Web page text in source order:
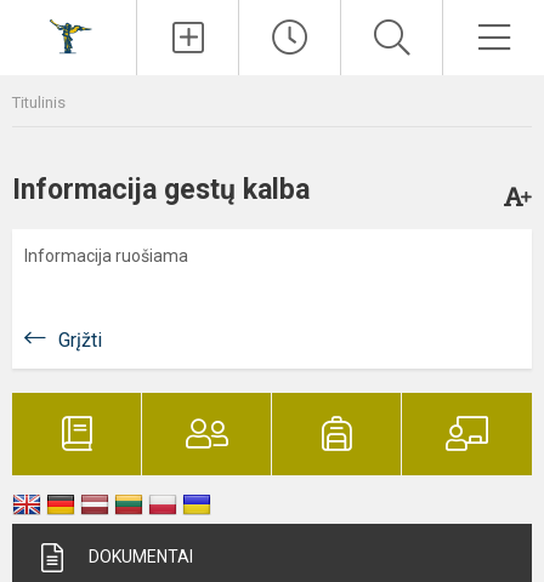
Titulinis
Informacija gestų kalba
Informacija ruošiama
Grįžti
DOKUMENTAI